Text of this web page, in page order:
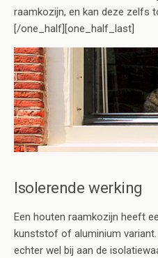
raamkozijn, en kan deze zelfs
[/one_half][one_half_last]
Isolerende werking
Een houten raamkozijn heeft
kunststof of aluminium
echter wel bij aan de